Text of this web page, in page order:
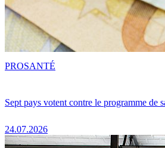
Sept pays votent contre le programme de
24.07.2026
PROSANTÉ